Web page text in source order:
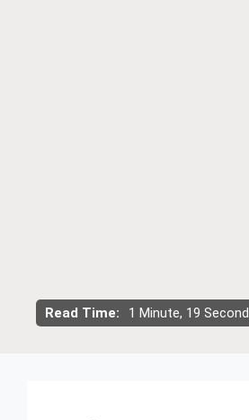
Read Time: 1 Minute, 19 Second